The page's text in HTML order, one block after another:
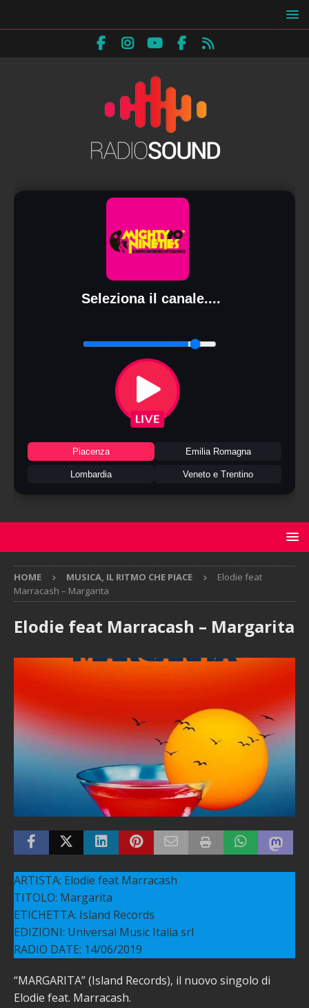
Seleziona il canale....
Piacenza Emilia Romagna
Lombardia Veneto e Trentino
HOME MUSICA, IL RITMO CHE PIACE
Elodie feat
Marracash – Margarita
Elodie feat Marracash – Margarita
ARTISTA: Elodie feat Marracash
TITOLO: Margarita
ETICHETTA: Island Records
EDIZIONI: Universal Music Italia srl
RADIO DATE: 14/06/2019
“MARGARITA” (Island Records), il nuovo singolo di
Elodie feat. Marracash.